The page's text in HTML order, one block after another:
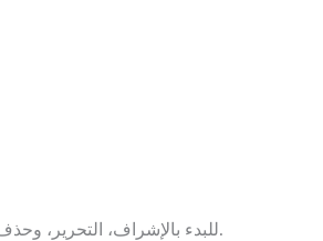
للبدء بالإشراف، التحرير، وحذف التعليقات، من فضلك قم بزيارة شاشة التعليقات في لوحة التحكم.